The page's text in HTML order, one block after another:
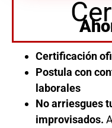
Certificación
Postula con
laborales
No arriesgues
improvisados.